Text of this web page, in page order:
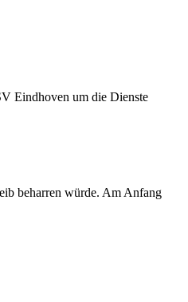
Eindhoven um die Dienste
beharren würde. Am Anfang